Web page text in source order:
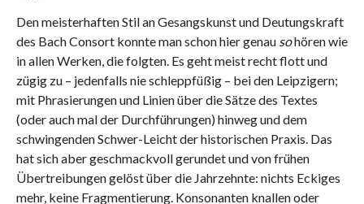
Den meisterhaften Stil an Gesangskunst und Deutungskraft
des Bach Consort konnte man schon hier genau sohören wie
in allen Werken, die folgten. Es geht meist recht flott und
zügig zu – jedenfalls nie schleppfüßig – bei den Leipzigern;
mit Phrasierungen und Linien über die Sätze des Textes
(oder auch mal der Durchführungen) hinweg und dem
schwingenden Schwer-Leicht der historischen Praxis. Das
hat sich aber geschmackvoll gerundet und von frühen
Übertreibungen gelöst über die Jahrzehnte: nichts Eckiges
mehr, keine Fragmentierung. Konsonanten knallen oder